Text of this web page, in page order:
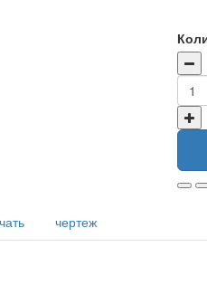
чертеж